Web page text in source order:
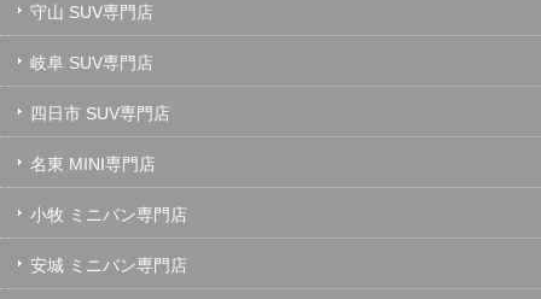
守山 SUV専門店
岐阜 SUV専門店
四日市 SUV専門店
名東 MINI専門店
小牧 ミニバン専門店
安城 ミニバン専門店